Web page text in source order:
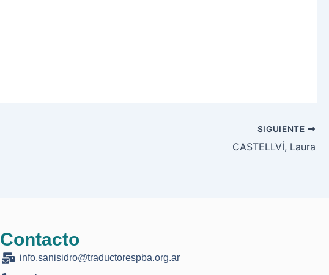
SIGUIENTE
CASTELLVÍ, Laura
Contacto
info.sanisidro@traductorespba.org.ar